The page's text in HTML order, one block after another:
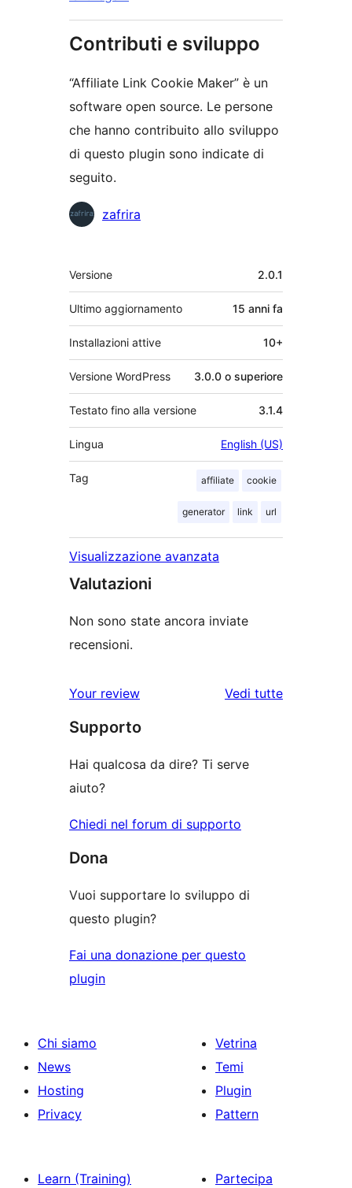
Contributi e sviluppo
“Affiliate Link Cookie Maker” è un
software open source. Le persone
che hanno contribuito allo sviluppo
di questo plugin sono indicate di
seguito.
Collaboratori
zafrira
Meta
Versione 2.0.1
Ultimo aggiornamento 15 anni fa
Installazioni attive 10+
Versione WordPress 3.0.0 o superiore
Testato fino alla versione 3.1.4
Lingua English (US)
Tag affiliate cookie
generator link url
Visualizzazione avanzata
Valutazioni
Non sono state ancora inviate
recensioni.
Your review
Vedi tutte
Supporto
Hai qualcosa da dire? Ti serve
aiuto?
Chiedi nel forum di supporto
Dona
Vuoi supportare lo sviluppo di
questo plugin?
Fai una donazione per questo
plugin
Chi siamo
News
Hosting
Privacy
Vetrina
Temi
Plugin
Pattern
Learn (Training)
Partecipa